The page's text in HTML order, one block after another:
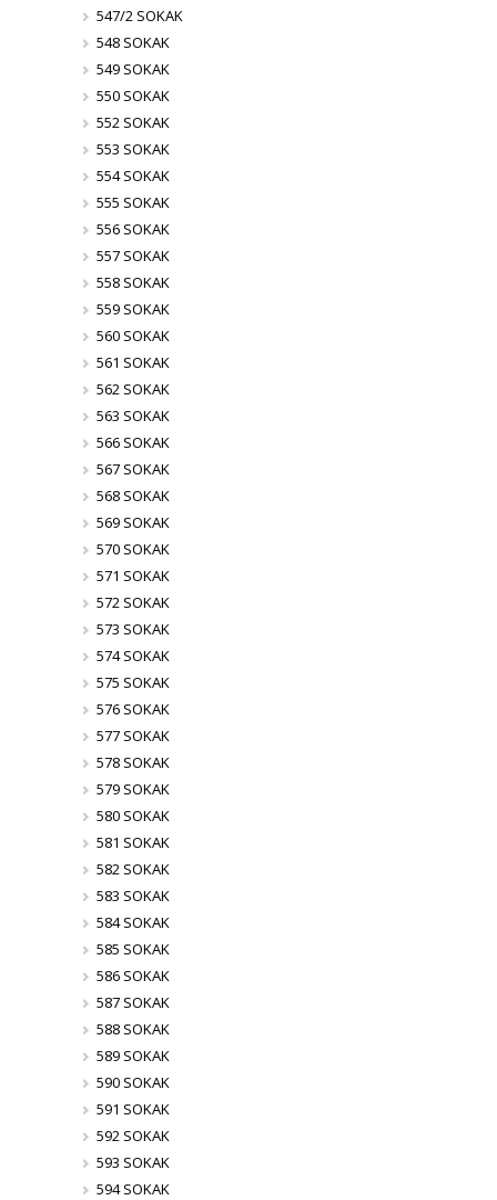
547/2 SOKAK
548 SOKAK
549 SOKAK
550 SOKAK
552 SOKAK
553 SOKAK
554 SOKAK
555 SOKAK
556 SOKAK
557 SOKAK
558 SOKAK
559 SOKAK
560 SOKAK
561 SOKAK
562 SOKAK
563 SOKAK
566 SOKAK
567 SOKAK
568 SOKAK
569 SOKAK
570 SOKAK
571 SOKAK
572 SOKAK
573 SOKAK
574 SOKAK
575 SOKAK
576 SOKAK
577 SOKAK
578 SOKAK
579 SOKAK
580 SOKAK
581 SOKAK
582 SOKAK
583 SOKAK
584 SOKAK
585 SOKAK
586 SOKAK
587 SOKAK
588 SOKAK
589 SOKAK
590 SOKAK
591 SOKAK
592 SOKAK
593 SOKAK
594 SOKAK